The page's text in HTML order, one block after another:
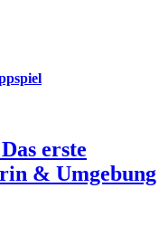
erste
& Umgebung